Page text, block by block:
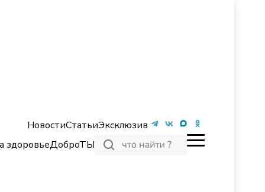
НовостиСтатьиЭксклюзив
здоровьеДоброТЫ